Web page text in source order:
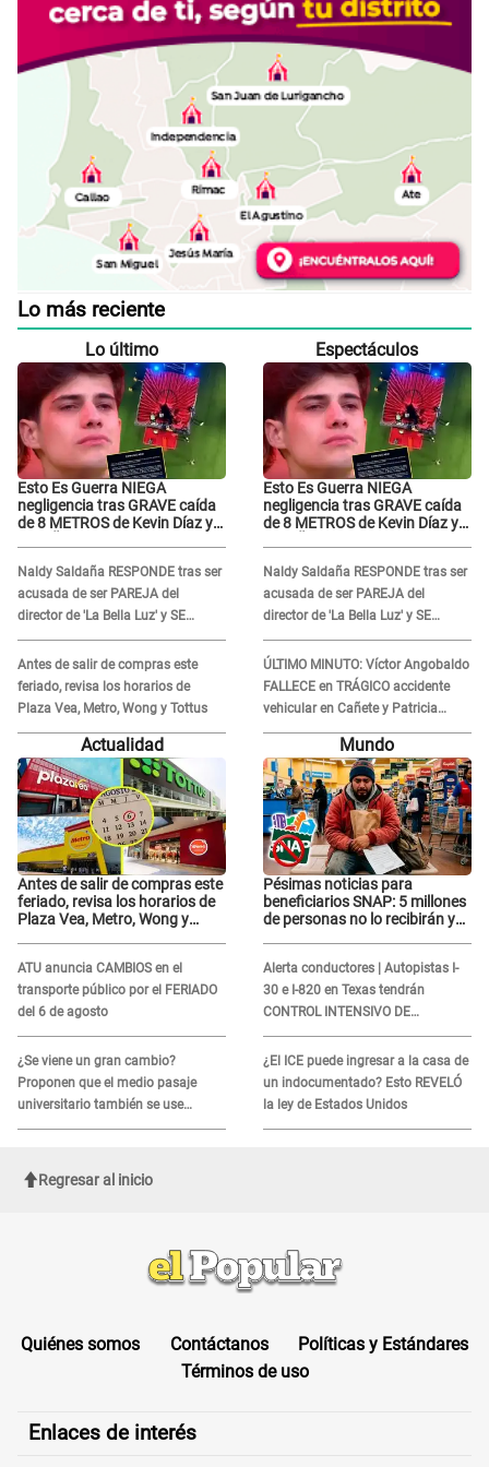
Lo más reciente
Lo último
Esto Es Guerra NIEGA
negligencia tras GRAVE caída
de 8 METROS de Kevin Díaz y
Naldy Saldaña RESPONDE tras ser
acusada de ser PAREJA del
director de 'La Bella Luz' y SE
QUIEBRA: "Quieren tapar lo
evidente..."
Antes de salir de compras este
feriado, revisa los horarios de
Plaza Vea, Metro, Wong y Tottus
Espectáculos
Esto Es Guerra NIEGA
negligencia tras GRAVE caída
de 8 METROS de Kevin Díaz y
Naldy Saldaña RESPONDE tras ser
acusada de ser PAREJA del
director de 'La Bella Luz' y SE
QUIEBRA: "Quieren tapar lo
evidente..."
ÚLTIMO MINUTO: Víctor Angobaldo
FALLECE en TRÁGICO accidente
vehicular en Cañete y Patricia
Alquinta lo confirma
Actualidad
Antes de salir de compras este
feriado, revisa los horarios de
Plaza Vea, Metro, Wong y
ATU anuncia CAMBIOS en el
transporte público por el FERIADO
del 6 de agosto
¿Se viene un gran cambio?
Proponen que el medio pasaje
universitario también se use
sábados, domingos y feriados
Mundo
Pésimas noticias para
beneficiarios SNAP: 5 millones
de personas no lo recibirán y
Alerta conductores | Autopistas I-
30 e I-820 en Texas tendrán
CONTROL INTENSIVO DE
SEGURIDAD: Estas serán las
HORAS CRÍTICAS
¿El ICE puede ingresar a la casa de
un indocumentado? Esto REVELÓ
la ley de Estados Unidos
Regresar al inicio
Quiénes somos Contáctanos
Políticas y Estándares
Términos de uso
Enlaces de interés